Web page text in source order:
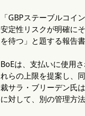
「GBPステーブルコ
安定性リスクが明確に
を待つ」と題する報告
BoEは、支払いに使用
れらの上限を提案し、
裁サラ・ブリーデン氏
に対して、別の管理方